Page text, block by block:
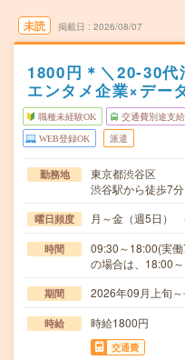
未読 掲載日 2026/08/07
1800円＊＼20-30代
エンタメ企業×デー
職種未経験OK 交通費別途支給
WEB登録OK 派遣
勤務地
東京都渋谷区
渋谷駅から徒歩7分
曜日頻度 月～金（週5日）
時間
09:30～18:00(実
の場合は、18:00
期間 2026年09月上旬
時給 時給1800円
交通費